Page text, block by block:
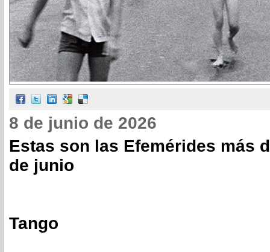
8 de junio de 2026
Estas son las Efemérides más
de junio
Tango